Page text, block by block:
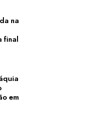
na
final
em